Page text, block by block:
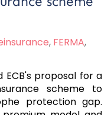
, FERMA,
ECB's proposal for a
scheme to
protection gap.